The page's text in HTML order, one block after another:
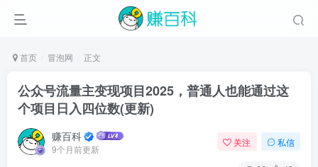
首页 冒泡网 正文
公众号流量主变现项目2025，普通人也能通过这
个项目日入四位数(更新)
赚百科
9个月前更新
关注 私信